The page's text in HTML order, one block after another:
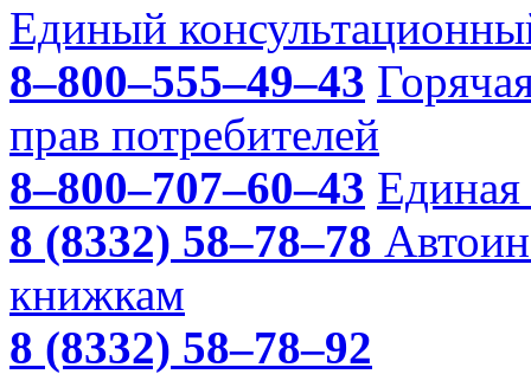
Единый
8–800–555–49–43
прав потребителей
8–800–707–60–43 Единая
8 (8332) 58–78–78
книжкам
8 (8332) 58–78–92